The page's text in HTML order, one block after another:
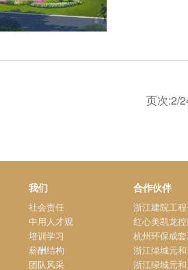
页次:2/
我们
社会责任
中用人才观
培训学习
薪酬结构
团队风采
合作伙伴